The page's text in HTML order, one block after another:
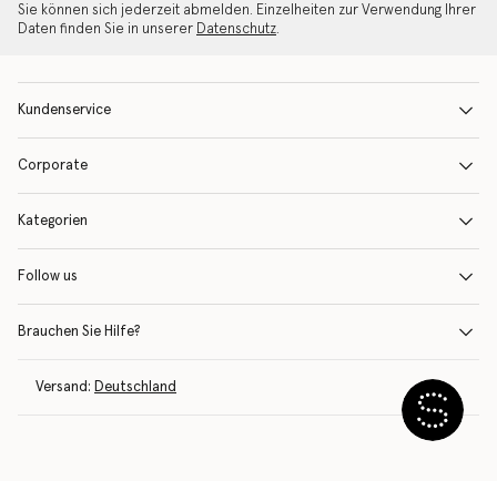
Sie können sich jederzeit abmelden. Einzelheiten zur Verwendung Ihrer
Daten finden Sie in unserer Datenschutz.
Kundenservice
Corporate
Kategorien
Follow us
Brauchen Sie Hilfe?
Versand: Deutschland